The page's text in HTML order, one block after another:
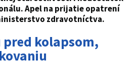
Apel na prijatie opatrení
zdravotníctva.
pred kolapsom,